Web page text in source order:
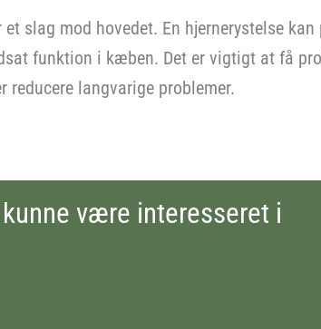
slag mod hovedet. En hjernerystelse
funktion i kæben. Det er vigtigt at få
langvarige problemer.
være interesseret i